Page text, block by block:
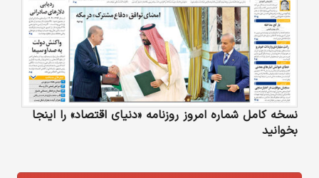
نسخه کامل شماره امروز روزنامه «دنیای‌ اقتصاد» را اینجا
بخوانید